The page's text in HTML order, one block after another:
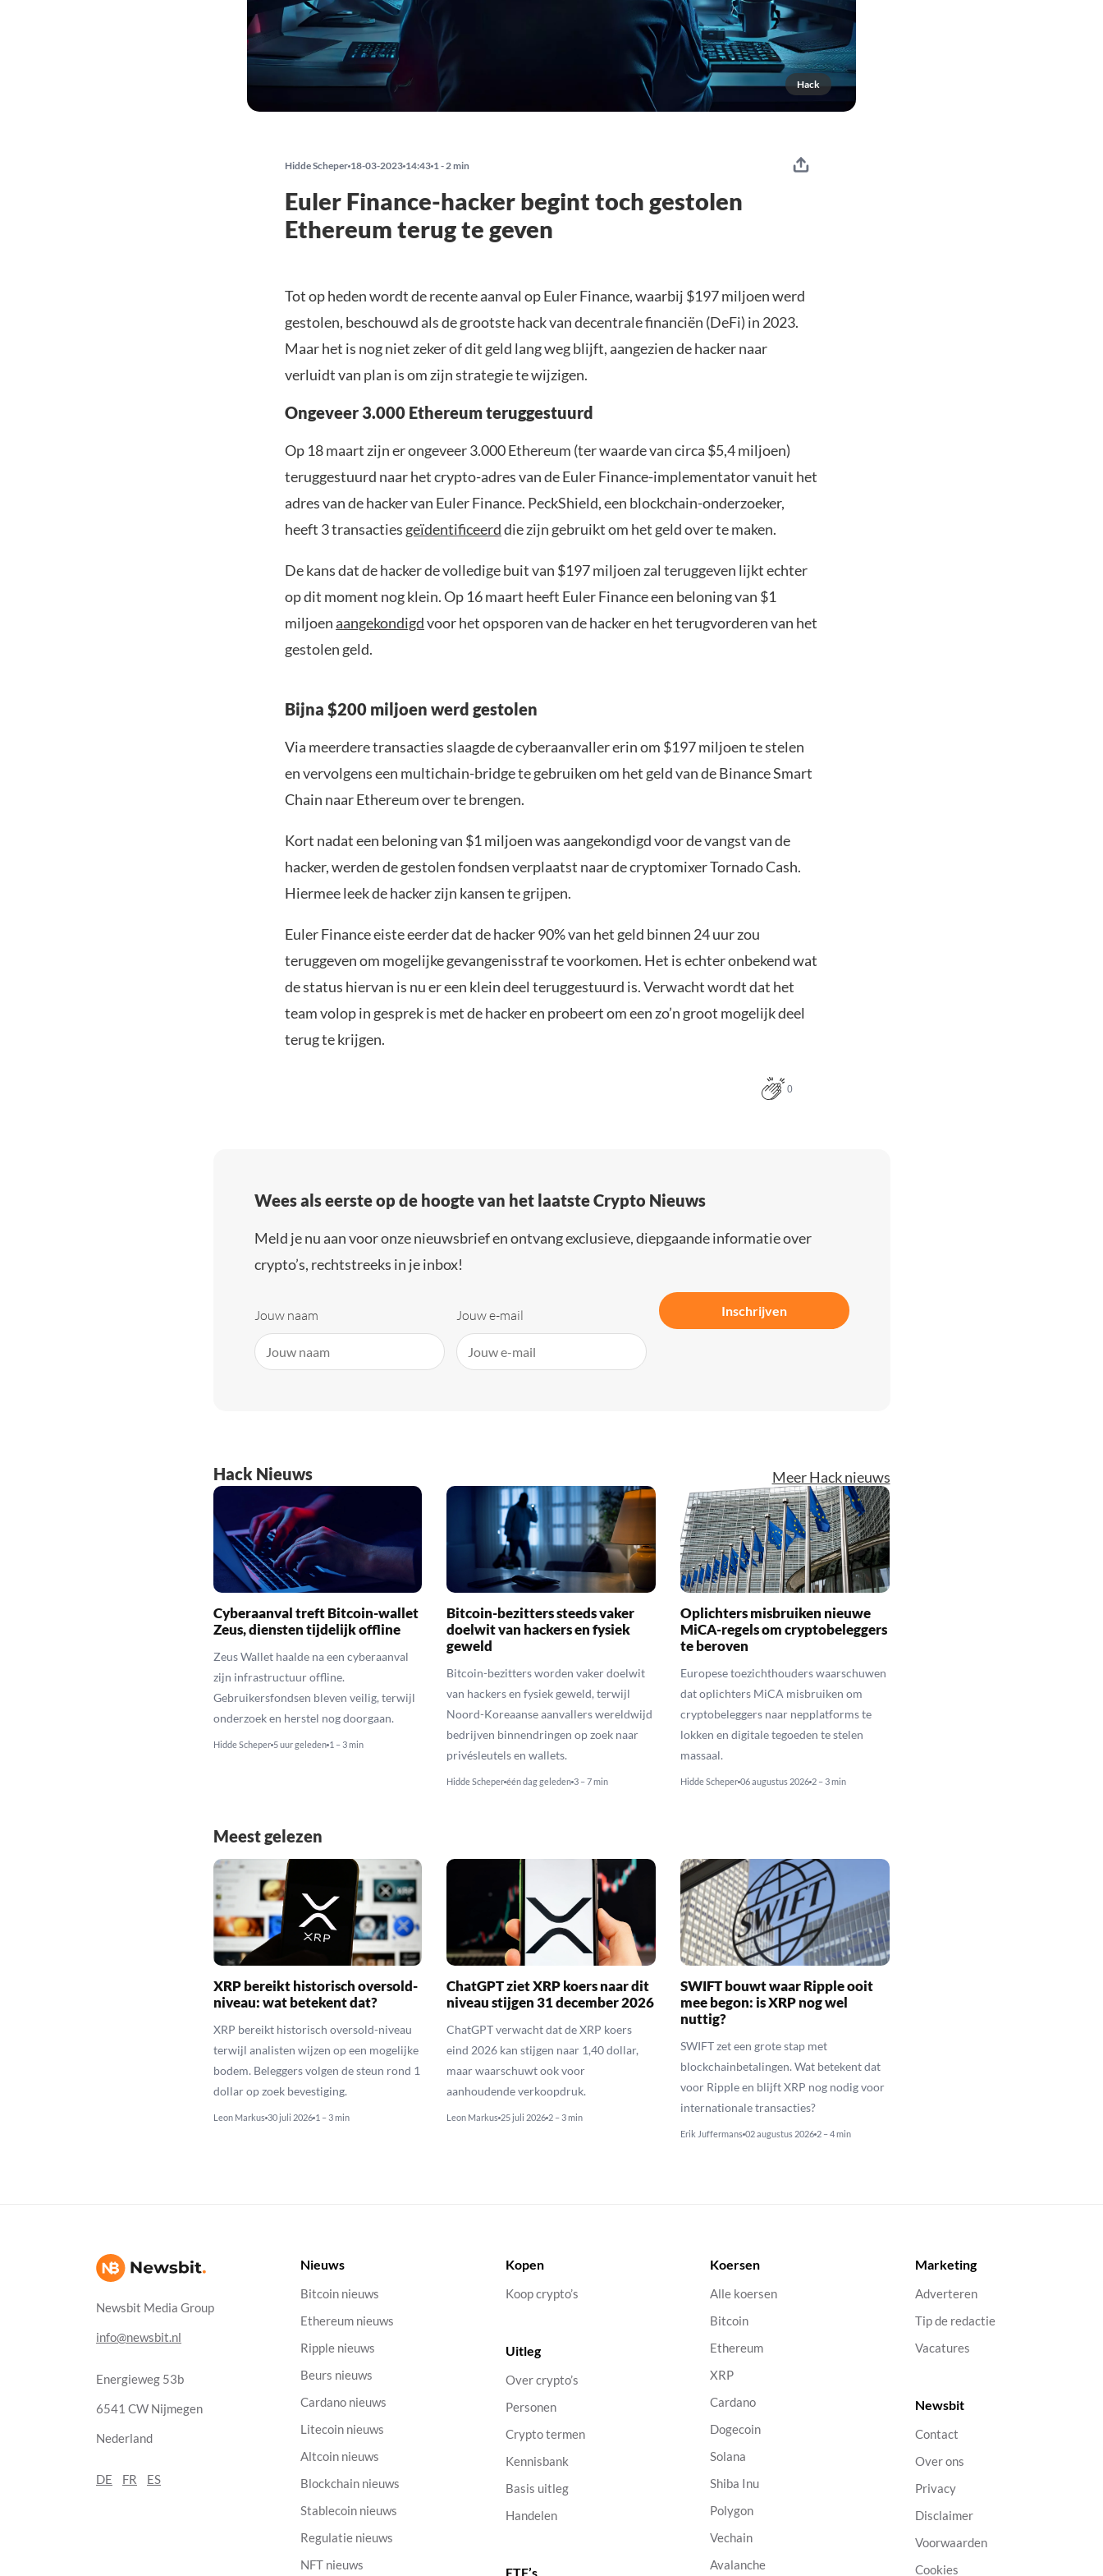
Hack
Hidde Scheper 18-03-2023 14:43 1 - 2 min
Euler Finance-hacker begint toch gestolen
Ethereum terug te geven
Tot op heden wordt de recente aanval op Euler Finance, waarbij $197 miljoen werd
gestolen, beschouwd als de grootste hack van decentrale financiën (DeFi) in 2023.
Maar het is nog niet zeker of dit geld lang weg blijft, aangezien de hacker naar
verluidt van plan is om zijn strategie te wijzigen.
Ongeveer 3.000 Ethereum teruggestuurd
Op 18 maart zijn er ongeveer 3.000 Ethereum (ter waarde van circa $5,4 miljoen)
teruggestuurd naar het crypto-adres van de Euler Finance-implementator vanuit het
adres van de hacker van Euler Finance. PeckShield, een blockchain-onderzoeker,
heeft 3 transacties geïdentificeerddie zijn gebruikt om het geld over te maken.
De kans dat de hacker de volledige buit van $197 miljoen zal teruggeven lijkt echter
op dit moment nog klein. Op 16 maart heeft Euler Finance een beloning van $1
miljoenaangekondigdvoor het opsporen van de hacker en het terugvorderen van het
gestolen geld.
Bijna $200 miljoen werd gestolen
Via meerdere transacties slaagde de cyberaanvaller erin om $197 miljoen te stelen
en vervolgens een multichain-bridge te gebruiken om het geld van de Binance Smart
Chain naar Ethereum over te brengen.
Kort nadat een beloning van $1 miljoen was aangekondigd voor de vangst van de
hacker, werden de gestolen fondsen verplaatst naar de cryptomixer Tornado Cash.
Hiermee leek de hacker zijn kansen te grijpen.
Euler Finance eiste eerder dat de hacker 90% van het geld binnen 24 uur zou
teruggeven om mogelijke gevangenisstraf te voorkomen. Het is echter onbekend wat
de status hiervan is nu er een klein deel teruggestuurd is. Verwacht wordt dat het
team volop in gesprek is met de hacker en probeert om een zo’n groot mogelijk deel
terug te krijgen.
0
Wees als eerste op de hoogte van het laatste Crypto Nieuws
Meld je nu aan voor onze nieuwsbrief en ontvang exclusieve, diepgaande informatie over
crypto’s, rechtstreeks in je inbox!
Jouw naam Jouw e-mail Inschrijven
Hack Nieuws Meer Hack nieuws
Cyberaanval treft Bitcoin-wallet
Zeus, diensten tijdelijk offline
Zeus Wallet haalde na een cyberaanval
zijn infrastructuur offline.
Gebruikersfondsen bleven veilig, terwijl
onderzoek en herstel nog doorgaan.
Hidde Scheper 5 uur geleden 1 – 3 min
Bitcoin-bezitters steeds vaker
doelwit van hackers en fysiek
geweld
Bitcoin-bezitters worden vaker doelwit
van hackers en fysiek geweld, terwijl
Noord-Koreaanse aanvallers wereldwijd
bedrijven binnendringen op zoek naar
privésleutels en wallets.
Hidde Scheper één dag geleden 3 – 7 min
Oplichters misbruiken nieuwe
MiCA-regels om cryptobeleggers
te beroven
Europese toezichthouders waarschuwen
dat oplichters MiCA misbruiken om
cryptobeleggers naar nepplatforms te
lokken en digitale tegoeden te stelen
massaal.
Hidde Scheper 06 augustus 2026 2 – 3 min
Meest gelezen
XRP bereikt historisch oversold-
niveau: wat betekent dat?
XRP bereikt historisch oversold-niveau
terwijl analisten wijzen op een mogelijke
bodem. Beleggers volgen de steun rond 1
dollar op zoek bevestiging.
Leon Markus 30 juli 2026 1 – 3 min
ChatGPT ziet XRP koers naar dit
niveau stijgen 31 december 2026
ChatGPT verwacht dat de XRP koers
eind 2026 kan stijgen naar 1,40 dollar,
maar waarschuwt ook voor
aanhoudende verkoopdruk.
Leon Markus 25 juli 2026 2 – 3 min
SWIFT bouwt waar Ripple ooit
mee begon: is XRP nog wel
nuttig?
SWIFT zet een grote stap met
blockchainbetalingen. Wat betekent dat
voor Ripple en blijft XRP nog nodig voor
internationale transacties?
Erik Juffermans 02 augustus 2026 2 – 4 min
Newsbit Media Group
info@newsbit.nl
Energieweg 53b
6541 CW Nijmegen
Nederland
DE FR ES
Nieuws
Bitcoin nieuws
Ethereum nieuws
Ripple nieuws
Beurs nieuws
Cardano nieuws
Litecoin nieuws
Altcoin nieuws
Blockchain nieuws
Stablecoin nieuws
Regulatie nieuws
NFT nieuws
Kopen
Koop crypto’s
Uitleg
Over crypto’s
Personen
Crypto termen
Kennisbank
Basis uitleg
Handelen
ETF’s
Koersen
Alle koersen
Bitcoin
Ethereum
XRP
Cardano
Dogecoin
Solana
Shiba Inu
Polygon
Vechain
Avalanche
Marketing
Adverteren
Tip de redactie
Vacatures
Newsbit
Contact
Over ons
Privacy
Disclaimer
Voorwaarden
Cookies